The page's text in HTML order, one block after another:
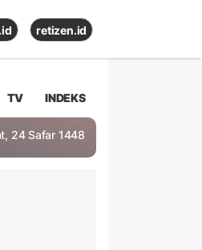
retizen.id
TV INDEKS
24 Safar 1448